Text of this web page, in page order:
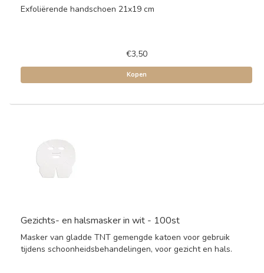
Exfoliërende handschoen 21x19 cm
€3,50
Kopen
Gezichts- en halsmasker in wit - 100st
Masker van gladde TNT gemengde katoen voor gebruik
tijdens schoonheidsbehandelingen, voor gezicht en hals.